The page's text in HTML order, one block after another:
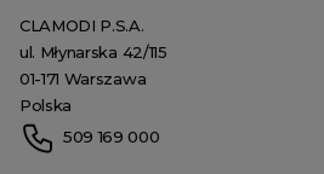
CLAMODI P.S.A.
ul. Młynarska 42/115
01-171 Warszawa
Polska
509 169 000